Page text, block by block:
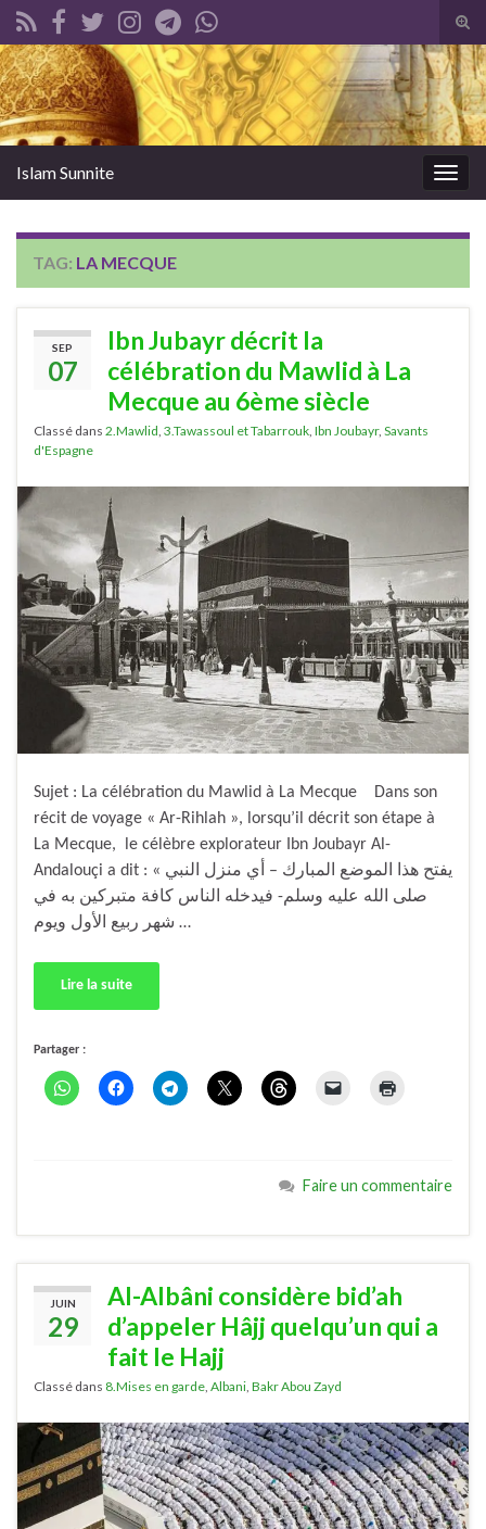
Search for:
Islam Sunnite
TAG: LA MECQUE
SEP
07
Ibn Jubayr décrit la
célébration du Mawlid à La
Mecque au 6ème siècle
Classé dans 2.Mawlid 3.Tawassoul et Tabarrouk Ibn Joubayr, Savants
d'Espagne
Sujet : La célébration du Mawlid à La Mecque Dans son
récit de voyage « Ar-Rihlah », lorsqu’il décrit son étape à
La Mecque, le célèbre explorateur Ibn Joubayr Al-
Andalouçi a dit : « يفتح هذا الموضع المبارك – أي منزل النبي
صلى الله عليه وسلم- فيدخله الناس كافة متبركين به في
شهر ربيع الأول ويوم …
Lire la suite
Partager :
Faire un commentaire
JUIN
29
Al-Albâni considère bid’ah
d’appeler Hâjj quelqu’un qui a
fait le Hajj
Classé dans 8.Mises en garde Albani Bakr Abou Zayd